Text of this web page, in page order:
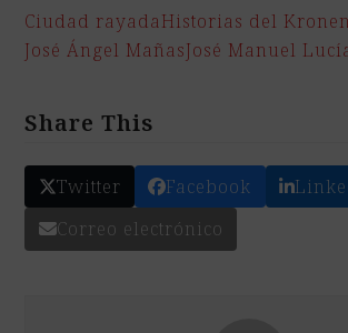
Ciudad rayadaHistorias del Kronen
José Ángel MañasJosé Manuel
Share This
Twitter Facebook
Correo electrónico